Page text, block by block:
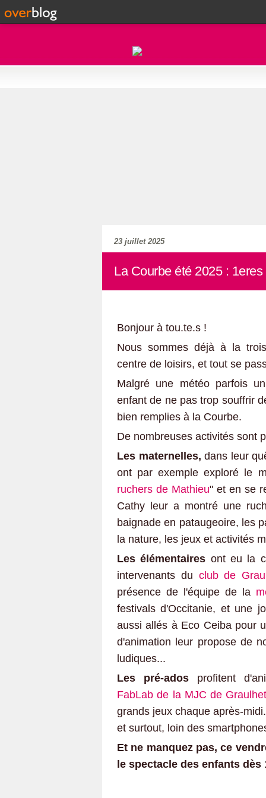
23 juillet 2025
La Courbe été 2025 : 1eres
Bonjour à tou.te.s !
Nous sommes déjà à la
centre de loisirs, et tout se
Malgré une météo parfois
enfant de ne pas trop souffrir
bien remplies à la Courbe.
De nombreuses activités sont
Les maternelles, dans leur
ont par exemple exploré le
ruchers de Mathieu" et en se
Cathy leur a montré une
baignade en pataugeoire, les
la nature, les jeux et activités
Les élémentaires ont eu la
intervenants du club de
présence de l'équipe de la
festivals d'Occitanie, et une
aussi allés à Eco Ceiba pour
d'animation leur propose de
ludiques...
Les pré-ados profitent
FabLab de la MJC de
grands jeux chaque après-
et surtout, loin des
Et ne manquez pas, ce
le spectacle des enfants dès